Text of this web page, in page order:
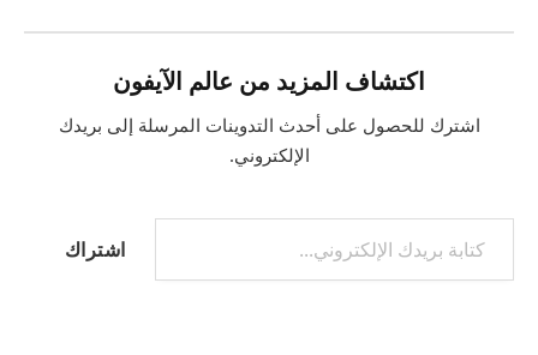
اكتشاف المزيد من عالم الآيفون
اشترك للحصول على أحدث التدوينات المرسلة إلى بريدك
الإلكتروني.
كتابة بريدك الإلكتروني...
اشتراك